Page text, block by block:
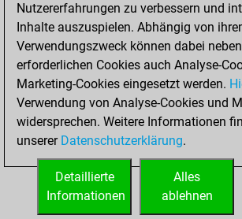
Bauer setzt Matt
Erstickte Matts
Unterverwandlungen
Türme auf der siebten
STARTSEITE
Nutzererfahrungen zu verbessern und
Inhalte auszuspielen. Abhängig von
Verwendungszweck können dabei
erforderlichen Cookies auch Analyse-
Marketing-Cookies eingesetzt werden.
Verwendung von Analyse-Cookies und
widersprechen. Weitere Informationen
unserer Datenschutzerklärung.
Alles
ablehnen
Detaillierte
Informationen